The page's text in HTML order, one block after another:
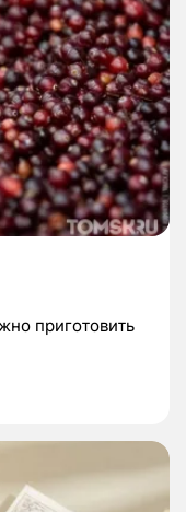
приготовить